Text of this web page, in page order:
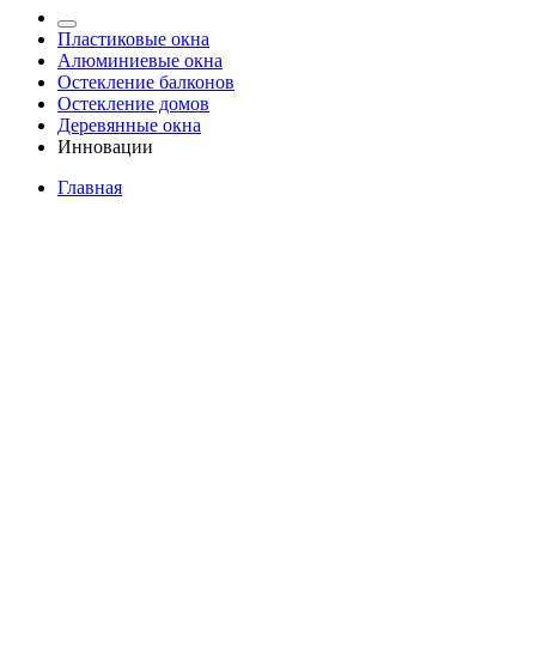
Пластиковые окна
Алюминиевые окна
Остекление балконов
Остекление домов
Деревянные окна
Инновации
Главная